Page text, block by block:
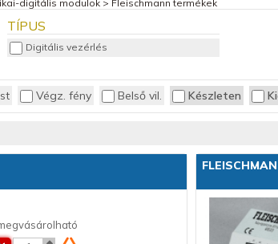
digitális modulok > Fleischmann termékek
TÍPUS
Digitális vezérlés
Végz. fény Belső vil. Készleten